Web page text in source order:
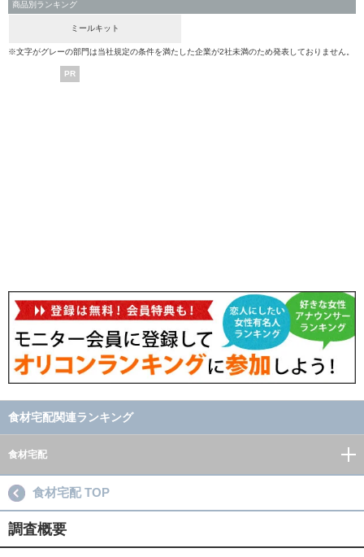
商品別ランキング
ミールキット
※文字がグレーの部門は当社規定の条件を満たした企業が2社未満のため発表しておりません。
PR
食材宅配関連ランキング
食材宅配
食材宅配 TOP
調査概要